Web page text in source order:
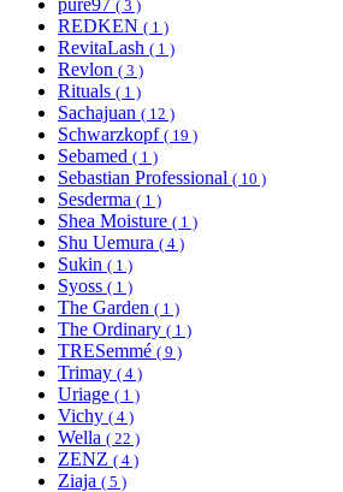
( 3 )
REDKEN ( 1 )
RevitaLash ( 1 )
Revlon ( 3 )
Rituals ( 1 )
Sachajuan ( 12 )
Schwarzkopf ( 19 )
Sebamed ( 1 )
Sebastian Professional ( 10 )
Sesderma ( 1 )
Shea Moisture ( 1 )
Shu Uemura ( 4 )
Sukin ( 1 )
Syoss ( 1 )
The Garden ( 1 )
The Ordinary ( 1 )
TRESemmé ( 9 )
Trimay ( 4 )
Uriage ( 1 )
Vichy ( 4 )
Wella ( 22 )
ZENZ ( 4 )
Ziaja ( 5 )